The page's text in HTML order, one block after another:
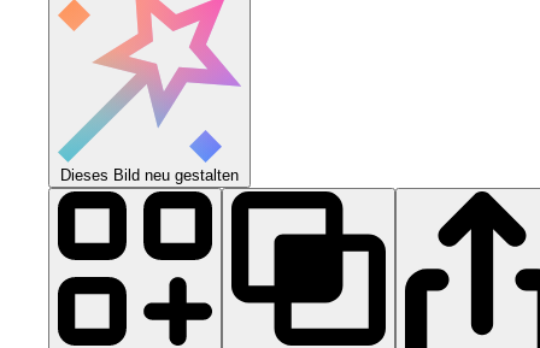
Dieses Bild neu gestalten